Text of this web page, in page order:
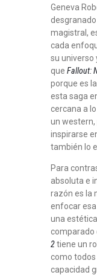
Geneva
magistral,
cada
su universo
que Fallout:
porque es
esta saga
cercana a
un western,
inspirarse
también lo
Para
absoluta e
razón es la
enfocar
una
comparado
2tiene un
como todos
capacidad